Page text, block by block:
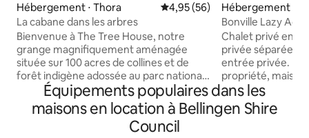
Hébergement ⋅ Thora Évaluation moyenne sur la
4,95 (56)
La cabane dans les arbres
Bienvenue à The Tree House, notre
grange magnifiquement aménagée
située sur 100 acres de collines et de
forêt indigène adossée au parc national
de la Dorrigo. La cabane peut accueillir
confortablement huit personnes dans
trois chambres. C'est l'endroit idéal pour
se détendre et se détendre. Nous
Hébergement ⋅
Bonville Lazy
Chalet privé
privée séparée et
entrée privée.
propriété, mais à
voyageurs n'aient
séjour sera
golf international
Équipements populaires dans les
maisons en location à Bellingen Shire
Council